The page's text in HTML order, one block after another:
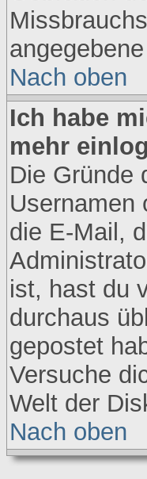
Nach oben
Ich habe
mehr
Die Gründe
Usernamen
die E-Mail,
ist, hast du
durchaus
gepostet
Versuche
Welt der
Nach oben